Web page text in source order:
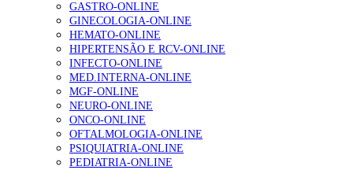
GASTRO-ONLINE
GINECOLOGIA-ONLINE
HEMATO-ONLINE
HIPERTENSÃO E RCV-ONLINE
INFECTO-ONLINE
MED.INTERNA-ONLINE
MGF-ONLINE
NEURO-ONLINE
ONCO-ONLINE
OFTALMOLOGIA-ONLINE
PSIQUIATRIA-ONLINE
PEDIATRIA-ONLINE